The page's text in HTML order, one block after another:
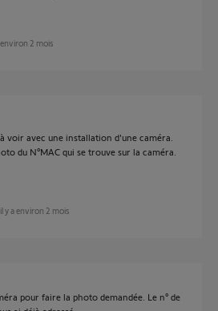
environ 2 mois
voir avec une installation d'une caméra.
du N°MAC qui se trouve sur la caméra.
il y a environ 2 mois
pour faire la photo demandée. Le n° de